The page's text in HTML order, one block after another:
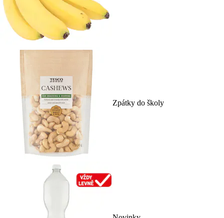
Zpátky do školy